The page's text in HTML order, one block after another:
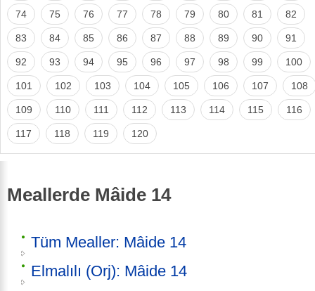
74 75 76 77 78 79 80 81 82
83 84 85 86 87 88 89 90 91
92 93 94 95 96 97 98 99 100
101 102 103 104 105 106 107 108
109 110 111 112 113 114 115 116
117 118 119 120
Meallerde Mâide 14
Tüm Mealler: Mâide 14
Elmalılı (Orj): Mâide 14